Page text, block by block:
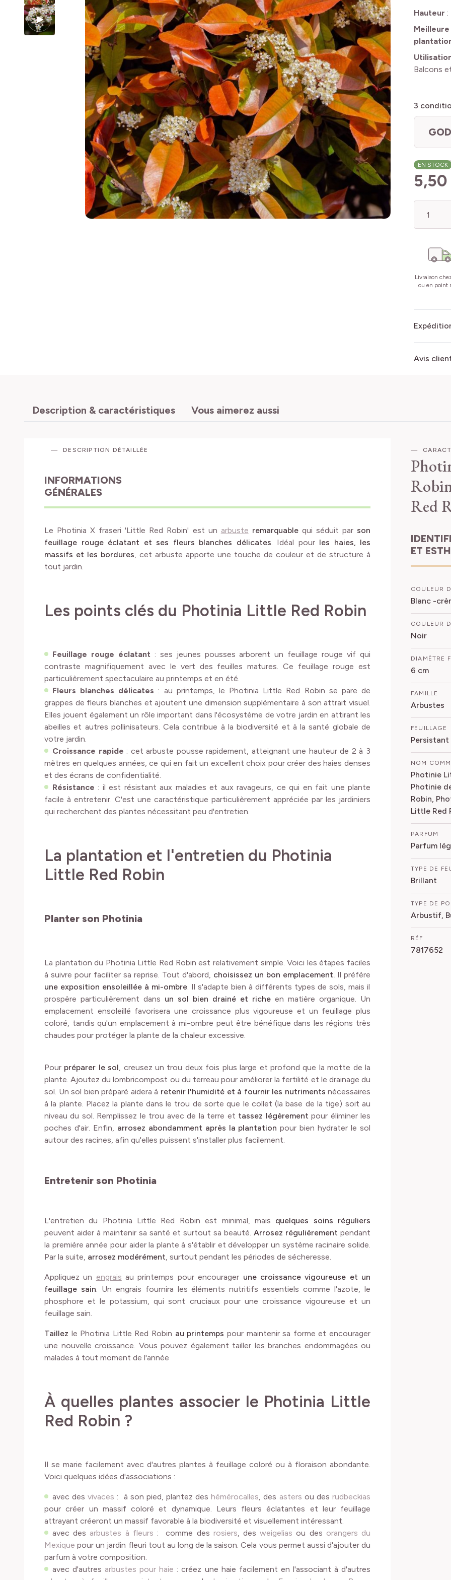
Hauteur :
Balcons
3
EN STOCK
Livraison
ou en point
Avis
Description & caractéristiques Vous aimerez aussi
DESCRIPTION DÉTAILLÉE
INFORMATIONS
GÉNÉRALES
Le Photinia X fraseri 'Little Red Robin' est un arbuste remarquablequi séduit parson
feuillage rouge éclatant et ses fleurs blanches délicates. Idéal pour les haies, les
massifs et les bordures, cet arbuste apporte une touche de couleur et de structure à
tout jardin.
Les points clés du Photinia Little Red Robin
Feuillage rouge éclatant : ses jeunes pousses arborent un feuillage rouge vif qui
contraste magnifiquement avec le vert des feuilles matures. Ce feuillage rouge est
particulièrement spectaculaire au printemps et en été.
Fleurs blanches délicates : au printemps, le Photinia Little Red Robin se pare de
grappes de fleurs blanches et ajoutent une dimension supplémentaire à son attrait visuel.
Elles jouent également un rôle important dans l'écosystème de votre jardin en attirant les
abeilles et autres pollinisateurs. Cela contribue à la biodiversité et à la santé globale de
votre jardin.
Croissance rapide : cet arbuste pousse rapidement, atteignant une hauteur de 2 à 3
mètres en quelques années, ce qui en fait un excellent choix pour créer des haies denses
et des écrans de confidentialité.
Résistance : il est résistant aux maladies et aux ravageurs, ce qui en fait une plante
facile à entretenir. C'est une caractéristique particulièrement appréciée par les jardiniers
qui recherchent des plantes nécessitant peu d'entretien.
La plantation et l'entretien du Photinia
Little Red Robin
Planter son Photinia
La plantation du Photinia Little Red Robin est relativement simple. Voici les étapes faciles
à suivre pour faciliter sa reprise. Tout d'abord, choisissez un bon emplacement. Il préfère
une exposition ensoleillée à mi-ombre. Il s'adapte bien à différents types de sols, mais il
prospère particulièrement dans un sol bien drainé et riche en matière organique. Un
emplacement ensoleillé favorisera une croissance plus vigoureuse et un feuillage plus
coloré, tandis qu'un emplacement à mi-ombre peut être bénéfique dans les régions très
chaudes pour protéger la plante de la chaleur excessive.
Pour préparer le sol, creusez un trou deux fois plus large et profond que la motte de la
plante. Ajoutez du lombricompost ou du terreau pour améliorer la fertilité et le drainage du
sol. Un sol bien préparé aidera à retenir l'humidité et à fournir les nutriments nécessaires
à la plante. Placez la plante dans le trou de sorte que le collet (la base de la tige) soit au
niveau du sol. Remplissez le trou avec de la terre et tassez légèrement pour éliminer les
poches d'air. Enfin, arrosez abondamment après la plantation pour bien hydrater le sol
autour des racines, afin qu'elles puissent s'installer plus facilement.
Entretenir son Photinia
L'entretien du Photinia Little Red Robin est minimal, mais quelques soins réguliers
peuvent aider à maintenir sa santé et surtout sa beauté. Arrosez régulièrement pendant
la première année pour aider la plante à s'établir et développer un système racinaire solide.
Par la suite, arrosez modérément, surtout pendant les périodes de sécheresse.
Appliquez un engrais au printemps pour encourager une croissance vigoureuse et un
feuillage sain. Un engrais fournira les éléments nutritifs essentiels comme l'azote, le
phosphore et le potassium, qui sont cruciaux pour une croissance vigoureuse et un
feuillage sain.
Taillez le Photinia Little Red Robin au printemps pour maintenir sa forme et encourager
une nouvelle croissance. Vous pouvez également tailler les branches endommagées ou
malades à tout moment de l'année
À quelles plantes associer le Photinia Little
Red Robin ?
Il se marie facilement avec d'autres plantes à feuillage coloré ou à floraison abondante.
Voici quelques idées d'associations :
avec desvivaces : à son pied, plantez deshémérocalles, des asters ou desrudbeckias
pour créer un massif coloré et dynamique. Leurs fleurs éclatantes et leur feuillage
attrayant créeront un massif favorable à la biodiversité et visuellement intéressant.
avec des arbustes à fleurs : comme des rosiers, desweigelias ou des orangers du
Mexique pour un jardin fleuri tout au long de la saison. Cela vous permet aussi d'ajouter du
parfum à votre composition.
avec d'autres arbustes pour haie : créez une haie facilement en l'associant à d'autres
Red
IDENTIFICATION
ET
COULEUR
Blanc -
COULEUR
Noir
DIAMÈTRE
6 cm
FAMILLE
Arbustes
FEUILLAGE
Persistant
NOM
Photinie
Photinie
Robin,
Little Red
PARFUM
Parfum
TYPE DE
Brillant
TYPE DE
Arbustif,
RÉF
7817652